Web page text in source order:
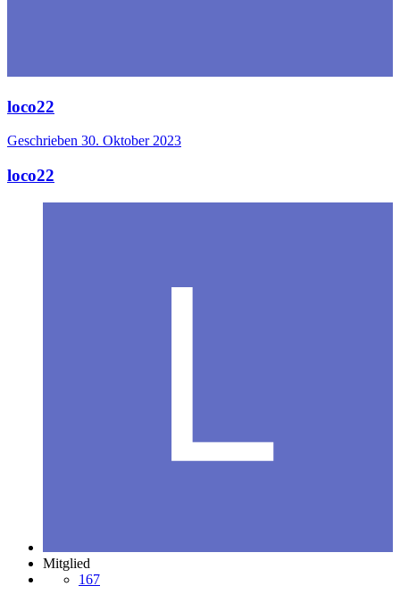
loco22
Geschrieben 30. Oktober 2023
loco22
Mitglied
167